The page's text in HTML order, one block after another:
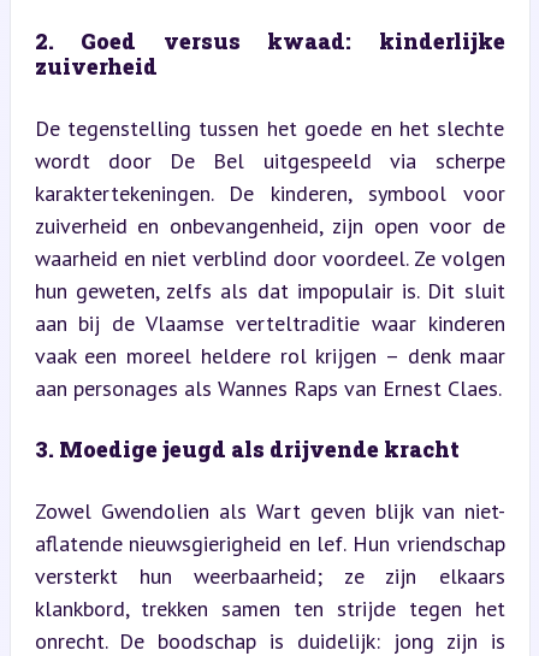
2. Goed versus kwaad: kinderlijke
zuiverheid
De tegenstelling tussen het goede en het slechte
wordt door De Bel uitgespeeld via scherpe
karaktertekeningen. De kinderen, symbool voor
zuiverheid en onbevangenheid, zijn open voor de
waarheid en niet verblind door voordeel. Ze volgen
hun geweten, zelfs als dat impopulair is. Dit sluit
aan bij de Vlaamse verteltraditie waar kinderen
vaak een moreel heldere rol krijgen – denk maar
aan personages als Wannes Raps van Ernest Claes.
3. Moedige jeugd als drijvende kracht
Zowel Gwendolien als Wart geven blijk van niet-
aflatende nieuwsgierigheid en lef. Hun vriendschap
versterkt hun weerbaarheid; ze zijn elkaars
klankbord, trekken samen ten strijde tegen het
onrecht. De boodschap is duidelijk: jong zijn is